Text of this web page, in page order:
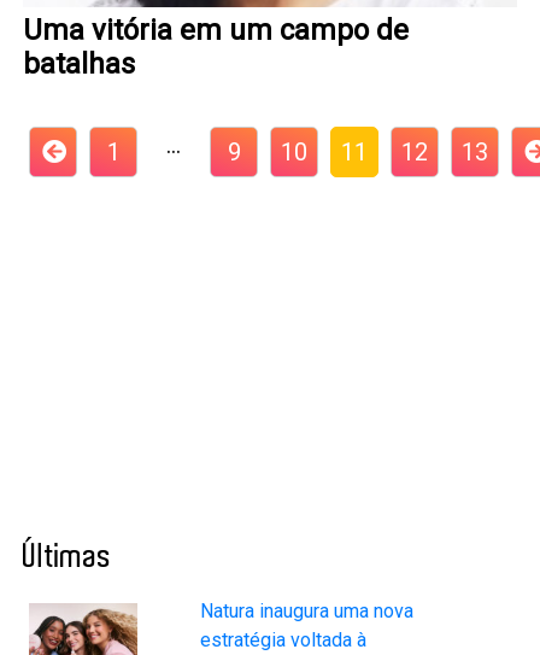
Uma vitória em um campo de
batalhas
1 … 9 10 11 12 13
Últimas
Natura inaugura uma nova
estratégia voltada à